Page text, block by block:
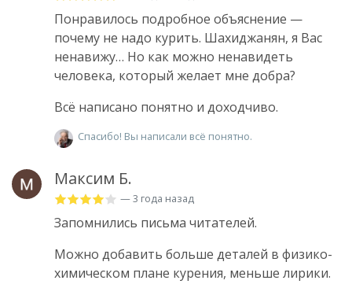
Понравилось подробное объяснение —
почему не надо курить. Шахиджанян, я Вас
ненавижу… Но как можно ненавидеть
человека, который желает мне добра?
Всё написано понятно и доходчиво.
Спасибо! Вы написали всё понятно.
Максим Б.
— 3 года назад
Запомнились письма читателей.
Можно добавить больше деталей в физико-
химическом плане курения, меньше лирики.